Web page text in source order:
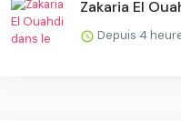
Zakaria El
Depuis 4